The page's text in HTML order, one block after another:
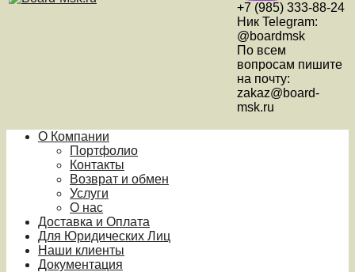
+7 (985) 333-88-24
Ник Telegram:
@boardmsk
По всем
вопросам пишите
на почту:
zakaz@board-
msk.ru
О Компании
Портфолио
Контакты
Возврат и обмен
Услуги
О нас
Доставка и Оплата
Для Юридических Лиц
Наши клиенты
Документация